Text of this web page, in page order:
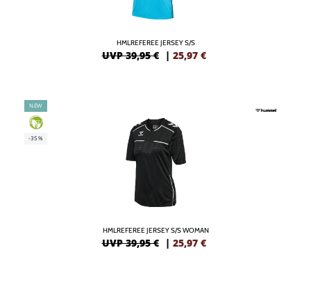
HMLREFEREE JERSEY S/S
UVP 39,95 € | 25,97 €
NEW
GREEN
-35%
HMLREFEREE JERSEY S/S WOMAN
UVP 39,95 € | 25,97 €